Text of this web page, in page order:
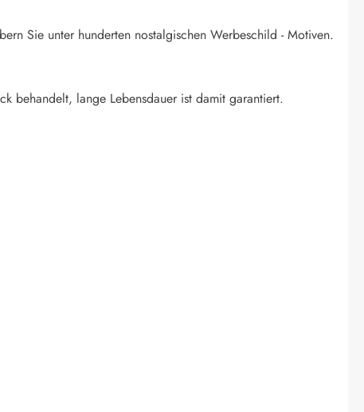
Sie unter hunderten nostalgischen Werbeschild - Motiven.
behandelt, lange Lebensdauer ist damit garantiert.